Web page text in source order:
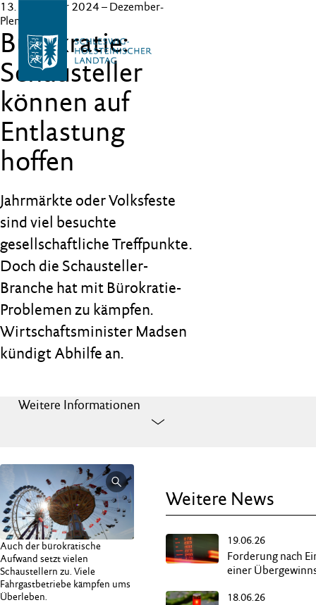
13. Dezember 2024– Dezember-
Plenum
Bürokratie:
Schausteller
können auf
Entlastung
hoffen
Jahrmärkte oder Volksfeste
sind viel besuchte
gesellschaftliche Treffpunkte.
Doch die Schausteller-
Branche hat mit Bürokratie-
Problemen zu kämpfen.
Wirtschaftsminister Madsen
kündigt Abhilfe an.
Weitere Informationen
Auch der bürokratische
Aufwand setzt vielen
Schaustellern zu. Viele
Fahrgastbetriebe kämpfen ums
Überleben.
Weitere News
19.06.26
Forderung nach
einer
18.06.26